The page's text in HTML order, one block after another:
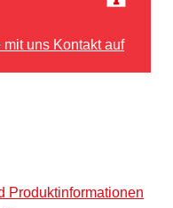
uns Kontakt auf
Produktinformationen